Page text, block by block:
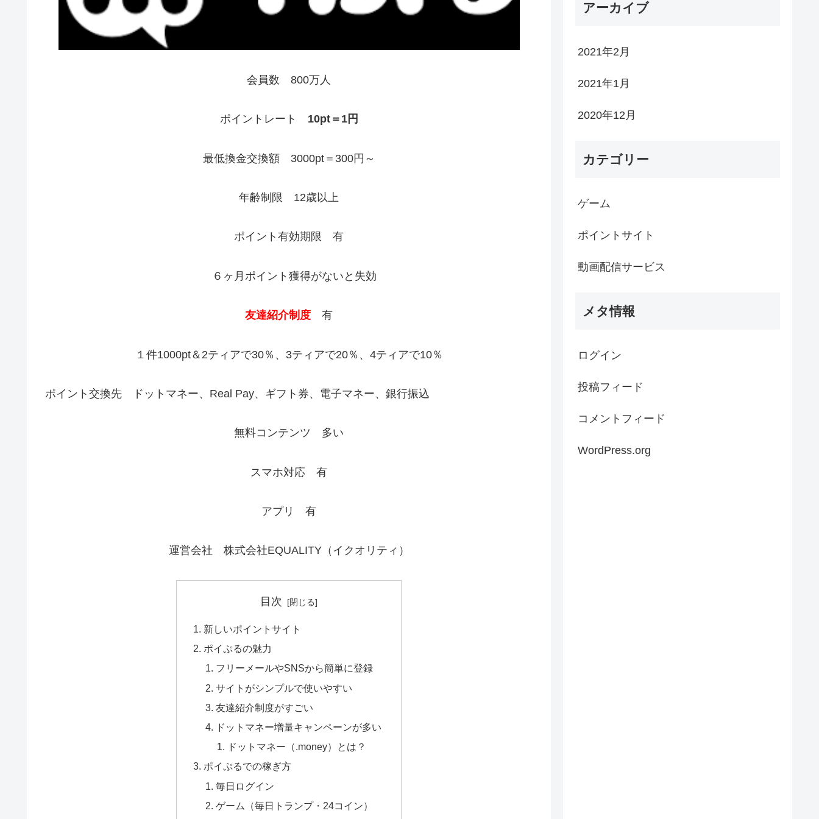
会員数 800万人
ポイントレート 10pt＝1円
最低換金交換額 3000pt＝300円～
年齢制限 12歳以上
ポイント有効期限 有
６ヶ月ポイント獲得がないと失効
友達紹介制度 有
１件1000pt＆2ティアで30％、3ティアで20％、4ティアで10％
ポイント交換先 ドットマネー、Real Pay、ギフト券、電子マネー、銀行振込
無料コンテンツ 多い
スマホ対応 有
アプリ 有
運営会社 株式会社EQUALITY（イクオリティ）
目次
新しいポイントサイト
ポイぷるの魅力
フリーメールやSNSから簡単に登録
サイトがシンプルで使いやすい
友達紹介制度がすごい
ドットマネー増量キャンペーンが多い
ドットマネー（.money）とは？
ポイぷるでの稼ぎ方
毎日ログイン
ゲーム（毎日トランプ・24コイン）
アーカイブ
2021年2月
2021年1月
2020年12月
カテゴリー
ゲーム
ポイントサイト
動画配信サービス
メタ情報
ログイン
投稿フィード
コメントフィード
WordPress.org